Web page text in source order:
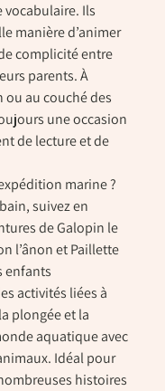
Ils
manière d’animer
complicité entre
parents. À
ou au couché des
une occasion
de lecture et de
marine ?
suivez en
de Galopin le
l’ânon et Paillette
enfants
activités liées à
plongée et la
aquatique avec
Idéal pour
histoires